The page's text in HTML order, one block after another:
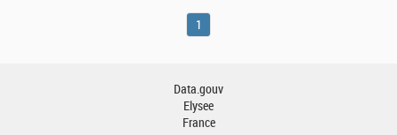
1
Data.gouv
Elysee
France